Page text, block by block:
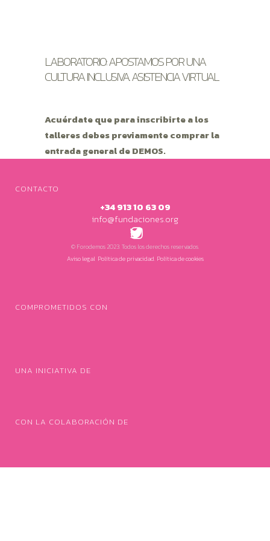
LABORATORIO: APOSTAMOS POR UNA
CULTURA INCLUSIVA. ASISTENCIA VIRTUAL
Acuérdate que para inscribirte a los
talleres debes previamente comprar la
entrada general de DEMOS.
CONTACTO
+34 913 10 63 09
info@fundaciones.org
TWITTER
INSTAGRAM
© Forodemos 2023. Todos los derechos reservados.
Aviso legal. Política de privacidad. Política de cookies
COMPROMETIDOS CON
UNA INICIATIVA DE
CON LA COLABORACIÓN DE